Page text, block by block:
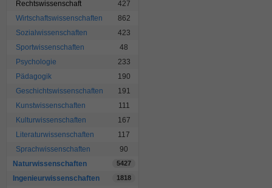
Rechtswissenschaft
427
Wirtschaftswissenschaften
862
Sozialwissenschaften
423
Sportwissenschaften
48
Psychologie
233
Pädagogik
190
Geschichtswissenschaften
191
Kunstwissenschaften
111
Kulturwissenschaften
167
Literaturwissenschaften
117
Sprachwissenschaften
90
Naturwissenschaften
5427
Ingenieurwissenschaften 1818